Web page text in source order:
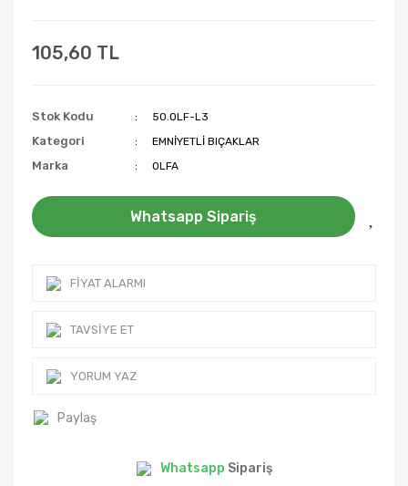
105,60 TL
Stok Kodu 50.OLF-L3
Kategori EMNİYETLİ BIÇAKLAR
Marka OLFA
Whatsapp Sipariş
FIYAT ALARMI
TAVSIYE ET
YORUM YAZ
Paylaş
Whatsapp Sipariş